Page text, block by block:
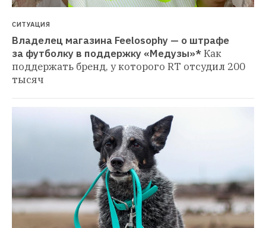
СИТУАЦИЯ
Владелец магазина Feelosophy — о штрафе
за футболку в поддержку «Медузы»*Как
поддержать бренд, у которого RT отсудил 200
тысяч